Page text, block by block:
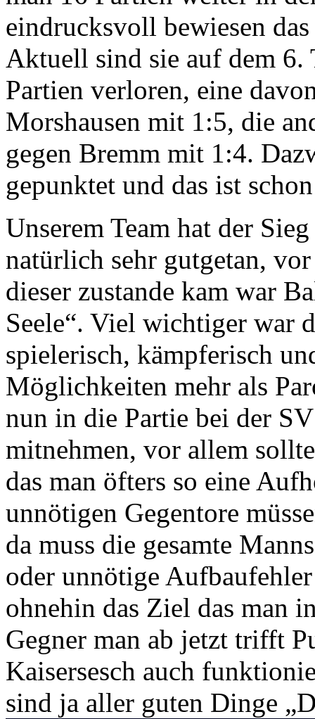
eindrucksvoll bewiesen
Aktuell sind sie auf dem 6.
Partien verloren, eine
Morshausen mit 1:5, die
gegen Bremm mit 1:4.
gepunktet und das ist
Unserem Team hat der
natürlich sehr gutgetan,
dieser zustande kam war
Seele“. Viel wichtiger war
spielerisch, kämpferisch
Möglichkeiten mehr als
nun in die Partie bei der
mitnehmen, vor allem
das man öfters so eine
unnötigen Gegentore
da muss die gesamte
oder unnötige
ohnehin das Ziel das man
Gegner man ab jetzt trifft
Kaisersesch auch
sind ja aller guten Dinge